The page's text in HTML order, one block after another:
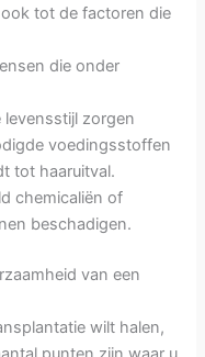
tot de factoren die
die onder
zorgen
voedingsstoffen
tot haaruitval.
chemicaliën of
beschadigen.
van een
wilt halen,